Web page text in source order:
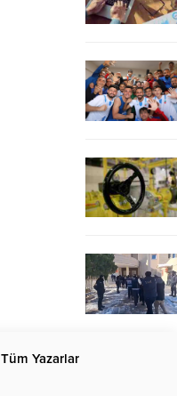
Tüm Yazarlar